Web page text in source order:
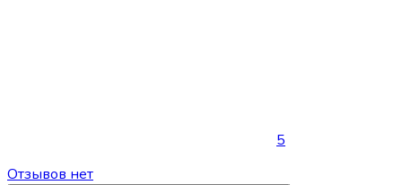
5
Отзывов нет